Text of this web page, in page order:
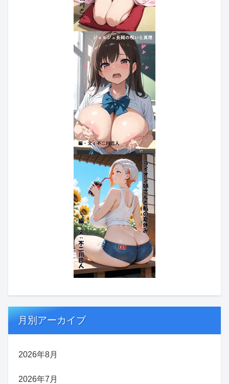
月別アーカイブ
2026年8月
2026年7月